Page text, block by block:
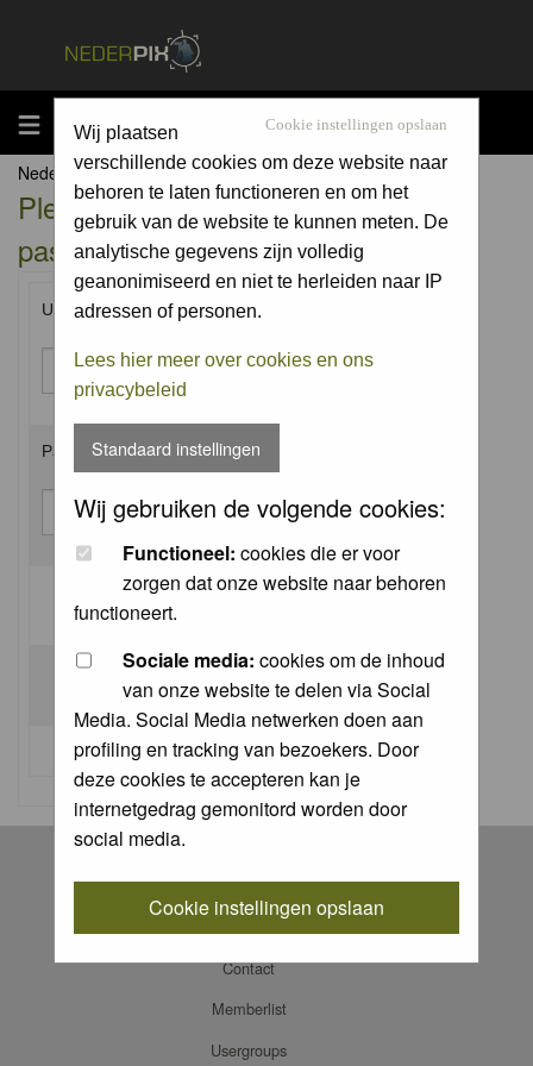
MENU Cookie instellingen opslaan
Wij plaatsen
verschillende cookies om deze website naar
behoren te laten functioneren en om het
gebruik van de website te kunnen meten. De
analytische gegevens zijn volledig
geanonimiseerd en niet te herleiden naar IP
adressen of personen.
Lees hier meer over cookies en ons
privacybeleid
Standaard instellingen
Wij gebruiken de volgende cookies:
Functioneel: cookies die er voor
zorgen dat onze website naar behoren
functioneert.
Sociale media: cookies om de inhoud
van onze website te delen via Social
Media. Social Media netwerken doen aan
profiling en tracking van bezoekers. Door
deze cookies te accepteren kan je
internetgedrag gemonitord worden door
social media.
Cookie instellingen opslaan
Nederpix.nl Forum Index
Please enter your username and
password to log in.
Username:
Password:
Log me on automatically each visit:
I forgot my password
Log in
Contact
Memberlist
Usergroups